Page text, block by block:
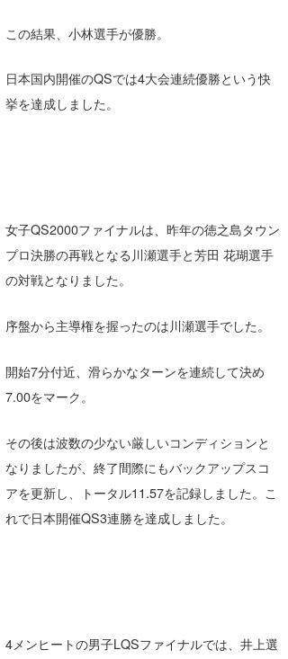
この結果、小林選手が優勝。
日本国内開催のQSでは4大会連続優勝という快
挙を達成しました。
女子QS2000ファイナルは、昨年の徳之島タウン
プロ決勝の再戦となる川瀬選手と芳田 花瑚選手
の対戦となりました。
序盤から主導権を握ったのは川瀬選手でした。
開始7分付近、滑らかなターンを連続して決め
7.00をマーク。
その後は波数の少ない厳しいコンディションと
なりましたが、終了間際にもバックアップスコ
アを更新し、トータル11.57を記録しました。こ
れで日本開催QS3連勝を達成しました。
4メンヒートの男子LQSファイナルでは、井上選